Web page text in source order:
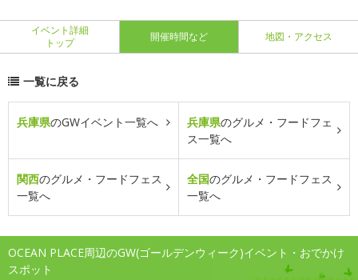
イベント詳細
トップ
開催時間など 地図・アクセス
一覧に戻る
兵庫県のGWイベント一覧へ 兵庫県のグルメ・フードフェ
ス一覧へ
関西のグルメ・フードフェス
一覧へ
全国のグルメ・フードフェス
一覧へ
OCEAN PLACE周辺のGW(ゴールデンウィーク)イベント・おでかけ
スポット